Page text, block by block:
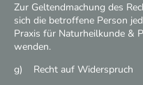
Zur Geltendmachung des
sich die betroffene Person
Praxis für Naturheilkunde &
wenden.
g) Recht auf Widerspruch